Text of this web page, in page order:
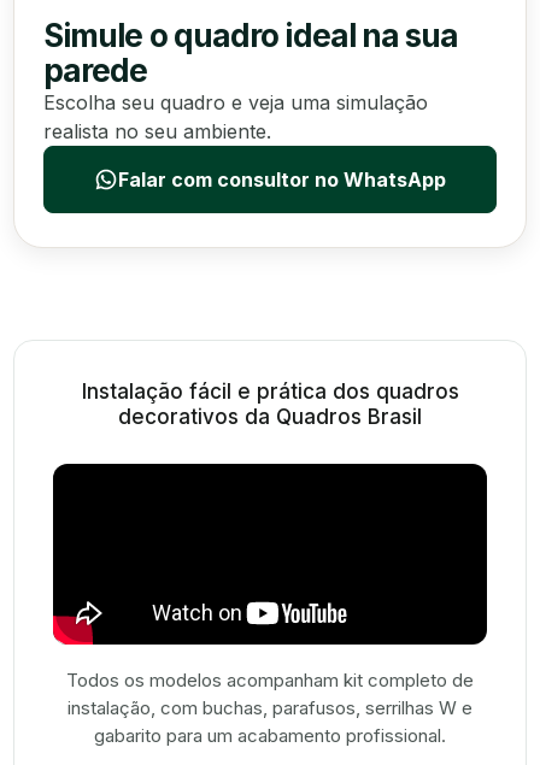
Simule o quadro ideal na sua
parede
Escolha seu quadro e veja uma simulação
realista no seu ambiente.
Falar com consultor no WhatsApp
Instalação fácil e prática dos quadros
decorativos da Quadros Brasil
Todos os modelos acompanham kit completo de
instalação, com buchas, parafusos, serrilhas W e
gabarito para um acabamento profissional.